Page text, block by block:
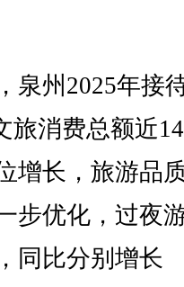
州2025年接
旅消费总额近
增长，旅游品
步优化，过夜
同比分别增长